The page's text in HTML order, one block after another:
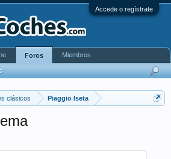
Accede o regístrate
clásicos Piaggio Iseta
Foros Miembros